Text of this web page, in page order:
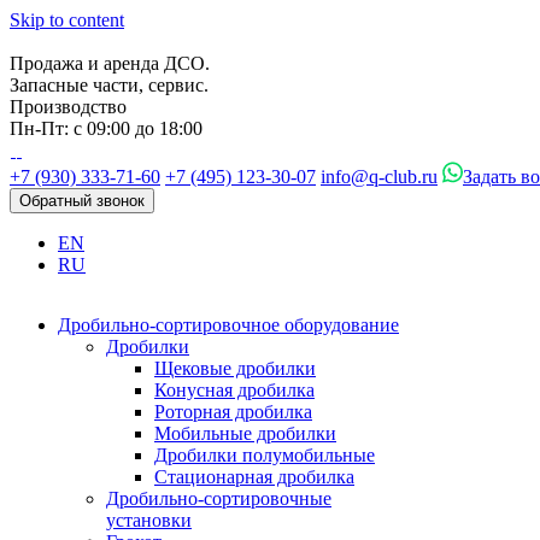
Skip to content
Продажа и аренда ДСО.
Запасные части, сервис.
Производство
Пн-Пт: с 09:00 до 18:00
+7 (930) 333-71-60 +7 (495) 123-30-07 info@q-club.ru Задать
Обратный звонок
EN
RU
Дробильно-сортировочное оборудование
Дробилки
Щековые дробилки
Конусная дробилка
Роторная дробилка
Мобильные дробилки
Дробилки полумобильные
Стационарная дробилка
Дробильно-сортировочные
установки